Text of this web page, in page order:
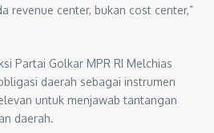
revenue center, bukan cost center,”
Partai Golkar MPR RI Melchias
daerah sebagai instrumen
untuk menjawab tantangan
daerah.